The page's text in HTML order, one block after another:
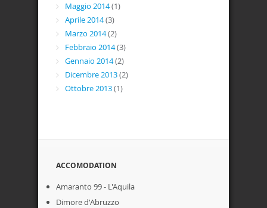
Maggio 2014(1)
Aprile 2014(3)
Marzo 2014(2)
Febbraio 2014(3)
Gennaio 2014(2)
Dicembre 2013(2)
Ottobre 2013(1)
ACCOMODATION
Amaranto 99 - L'Aquila
Dimore d'Abruzzo